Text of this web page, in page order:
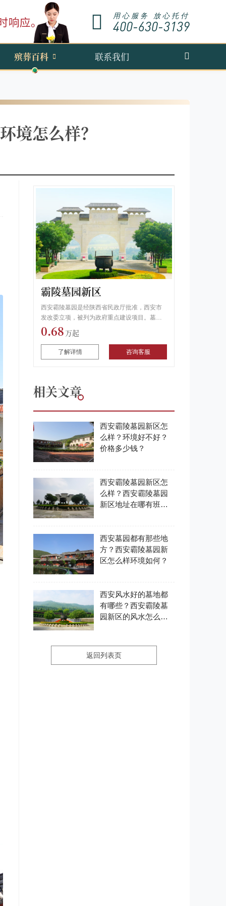
用心服务 放心托付
400-630-3139
殡葬百科 联系我们
境怎么样？
霸陵墓园新区
西安霸陵墓园是经陕西省民政厅批准，西安市
发改委立项，被列为政府重点建设项目。墓园
服务热线：400-630-3139
0.68
了解详情 咨询客服
相关文章
西安霸陵墓园新区怎
么样？环境好不好？
价格多少钱？
西安霸陵墓园新区怎
么样？西安霸陵墓园
新区地址在哪有班车
西安墓园都有那些地
方？西安霸陵墓园新
区怎么样环境如何？
西安风水好的墓地都
有哪些？西安霸陵墓
园新区的风水怎么
返回列表页